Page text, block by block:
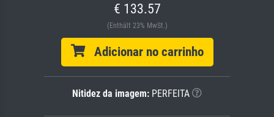
€ 133.57
(Enthält 23% MwSt.)
Adicionar no carrinho
Nitidez da imagem: PERFEITA